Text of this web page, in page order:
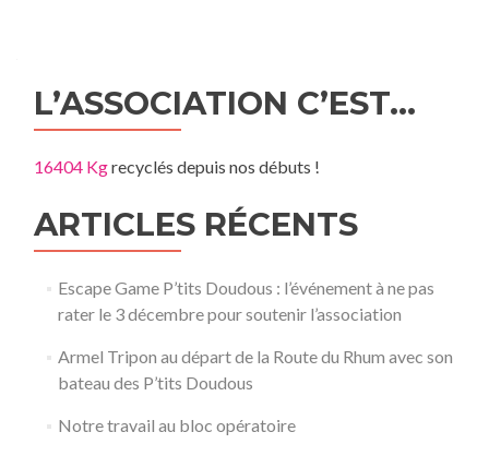
L’ASSOCIATION C’EST…
16404 Kgrecyclés depuis nos débuts !
ARTICLES RÉCENTS
Escape Game P’tits Doudous : l’événement à ne pas
rater le 3 décembre pour soutenir l’association
Armel Tripon au départ de la Route du Rhum avec son
bateau des P’tits Doudous
Notre travail au bloc opératoire